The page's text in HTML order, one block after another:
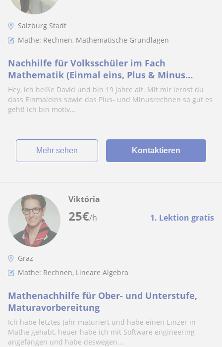
Salzburg Stadt
Mathe: Rechnen, Mathematische Grundlagen
Nachhilfe für Volksschüler im Fach
Mathematik (Einmal eins, Plus & Minus
rechnen)
Hey, ich heiße David und bin 19 Jahre alt. Mit mir lernst du
dass Einmaleins sowie das Plus- und Minusrechnen so gut es
geht! Ich bin motiv...
Mehr sehen Kontaktieren
25€/h 1. Lektion gratis
Viktória
Graz
Mathe: Rechnen, Lineare Algebra
Mathenachhilfe für Ober- und Unterstufe,
Maturavorbereitung
Ich habe letztes Jahr maturiert und habe einen Einzer in
Mathe gehabt, heuer habe ich mit Software engineering
angefangen und habe deswegen...